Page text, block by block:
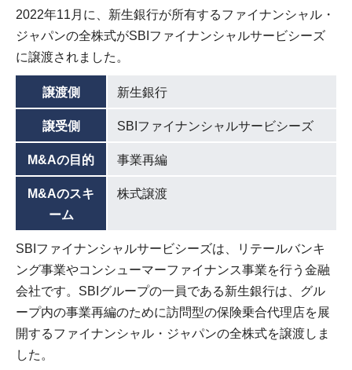
2022年11月に、新生銀行が所有するファイナンシャル・
ジャパンの全株式がSBIファイナンシャルサービシーズ
に譲渡されました。
譲渡側 新生銀行
譲受側 SBIファイナンシャルサービシーズ
M&Aの目的 事業再編
M&Aのスキ
ーム
株式譲渡
SBIファイナンシャルサービシーズは、リテールバンキ
ング事業やコンシューマーファイナンス事業を行う金融
会社です。SBIグループの一員である新生銀行は、グル
ープ内の事業再編のために訪問型の保険乗合代理店を展
開するファイナンシャル・ジャパンの全株式を譲渡しま
した。